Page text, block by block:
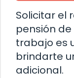
Solicitar el
pensión
trabajo es
brindarte
adicional.